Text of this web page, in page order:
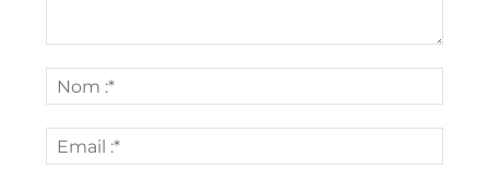
:*
:*